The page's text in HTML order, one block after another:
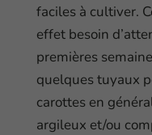
faciles à cultiver.
effet besoin
premières
quelques tuyaux
carottes en
argileux et/ou